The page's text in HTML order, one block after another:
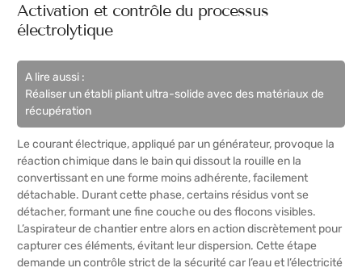
Activation et contrôle du processus
électrolytique
A lire aussi :
Réaliser un établi pliant ultra-solide avec des matériaux de
récupération
Le courant électrique, appliqué par un générateur, provoque la
réaction chimique dans le bain qui dissout la rouille en la
convertissant en une forme moins adhérente, facilement
détachable. Durant cette phase, certains résidus vont se
détacher, formant une fine couche ou des flocons visibles.
L’aspirateur de chantier entre alors en action discrètement pour
capturer ces éléments, évitant leur dispersion. Cette étape
demande un contrôle strict de la sécurité car l’eau et l’électricité